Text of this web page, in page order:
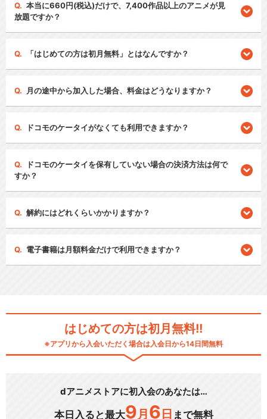
本当に660円(税込)だけで、7,400作品以上のアニメが見
放題ですか？
「はじめての方は初月無料」とはなんですか？
月の途中から加入した場合、料金はどうなりますか？
ドコモのケータイがなくても利用できますか？
ドコモのケータイを保有していない場合の決済方法は何で
すか？
解約にはどれくらいかかりますか？
電子書籍は月額料金だけで利用できますか？
はじめての方は初月無料!!
※アプリから入会いただく場合は入会日から14日間無料
dアニメストアに初入会のあなたは…
本日入ると最大9 月 6 日 まで無料